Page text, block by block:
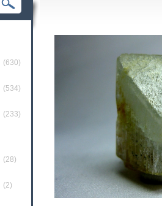
(630)
(534)
(233)
(28)
(2)